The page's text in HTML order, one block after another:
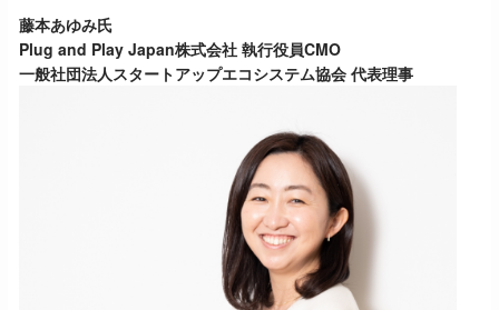
藤本あゆみ氏
Plug and Play Japan株式会社 執行役員CMO
一般社団法人スタートアップエコシステム協会 代表理事